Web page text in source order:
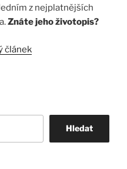
z nejplatnějších
Znáte jeho životopis?
článek
Hledat